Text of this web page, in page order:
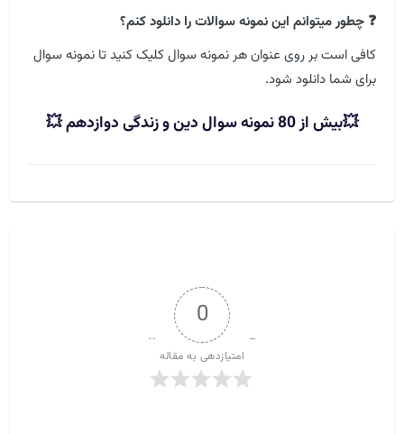
❓ چطور میتوانم این نمونه سوالات را دانلود کنم؟
کافی است بر روی عنوان هر نمونه سوال کلیک کنید تا نمونه سوال
برای شما دانلود شود.
💥بیش از 80 نمونه سوال دین و زندگی دوازدهم 💥
0
امتیازدهی به مقاله